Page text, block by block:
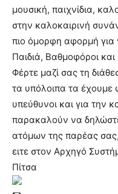
μουσική, παιχνίδια,
στην καλοκαιρινή
πιο όμορφη αφορμή για
Παιδιά, Βαθμοφόροι και
Φέρτε μαζί σας τη
τα υπόλοιπα τα έχουμε
υπεύθυνοι και για την
παρακαλούν να
ατόμων της παρέας
ειτε στον Αρχηγό
Πίτσα